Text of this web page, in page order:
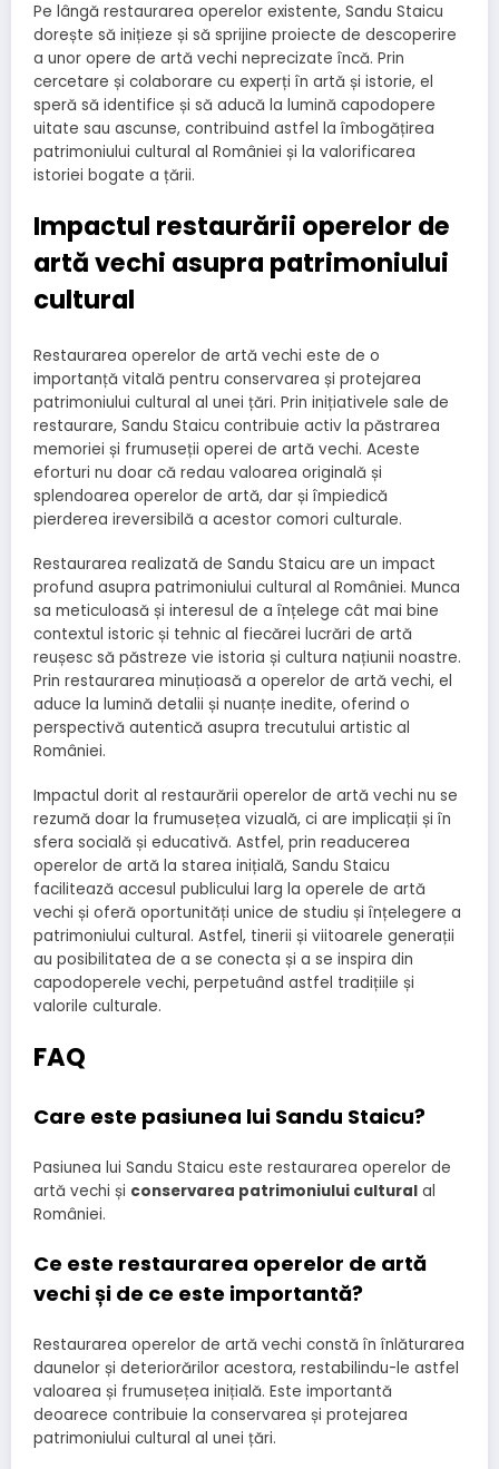
Pe lângă restaurarea operelor existente, Sandu Staicu
dorește să inițieze și să sprijine proiecte de descoperire
a unor opere de artă vechi neprecizate încă. Prin
cercetare și colaborare cu experți în artă și istorie, el
speră să identifice și să aducă la lumină capodopere
uitate sau ascunse, contribuind astfel la îmbogățirea
patrimoniului cultural al României și la valorificarea
istoriei bogate a țării.
Impactul restaurării operelor de
artă vechi asupra patrimoniului
cultural
Restaurarea operelor de artă vechi este de o
importanță vitală pentru conservarea și protejarea
patrimoniului cultural al unei țări. Prin inițiativele sale de
restaurare, Sandu Staicu contribuie activ la păstrarea
memoriei și frumuseții operei de artă vechi. Aceste
eforturi nu doar că redau valoarea originală și
splendoarea operelor de artă, dar și împiedică
pierderea ireversibilă a acestor comori culturale.
Restaurarea realizată de Sandu Staicu are un impact
profund asupra patrimoniului cultural al României. Munca
sa meticuloasă și interesul de a înțelege cât mai bine
contextul istoric și tehnic al fiecărei lucrări de artă
reușesc să păstreze vie istoria și cultura națiunii noastre.
Prin restaurarea minuțioasă a operelor de artă vechi, el
aduce la lumină detalii și nuanțe inedite, oferind o
perspectivă autentică asupra trecutului artistic al
României.
Impactul dorit al restaurării operelor de artă vechi nu se
rezumă doar la frumusețea vizuală, ci are implicații și în
sfera socială și educativă. Astfel, prin readucerea
operelor de artă la starea inițială, Sandu Staicu
facilitează accesul publicului larg la operele de artă
vechi și oferă oportunități unice de studiu și înțelegere a
patrimoniului cultural. Astfel, tinerii și viitoarele generații
au posibilitatea de a se conecta și a se inspira din
capodoperele vechi, perpetuând astfel tradițiile și
valorile culturale.
FAQ
Care este pasiunea lui Sandu Staicu?
Pasiunea lui Sandu Staicu este restaurarea operelor de
artă vechi și conservarea patrimoniului cultural al
României.
Ce este restaurarea operelor de artă
vechi și de ce este importantă?
Restaurarea operelor de artă vechi constă în înlăturarea
daunelor și deteriorărilor acestora, restabilindu-le astfel
valoarea și frumusețea inițială. Este importantă
deoarece contribuie la conservarea și protejarea
patrimoniului cultural al unei țări.